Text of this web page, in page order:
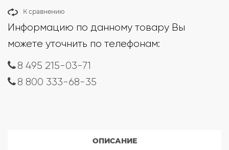
К сравнению
Информацию по данному товару Вы
можете уточнить по телефонам:
8 495 215-03-71
8 800 333-68-35
ОПИСАНИЕ